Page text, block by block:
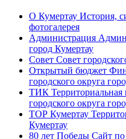
О Кумертау История,
фотогалерея
Администрация
город Кумертау
Совет Совет
Открытый бюджет
городского округа
ТИК Территориальная
городского округа
ТОР Кумертау
Кумертау
80 лет Победы Сайт